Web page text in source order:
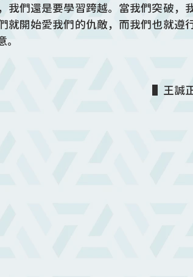
我們還是要學習跨越。當我們突破，
就開始愛我們的仇敵，而我們也就遵
▌王誠